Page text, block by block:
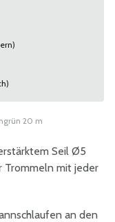
20 m
Seil Ø5
Trommeln mit jeder
an den